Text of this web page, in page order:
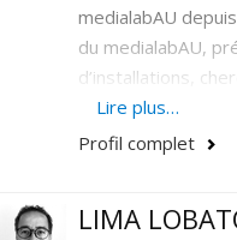
medialabAU
du medialabAU,
d’installations,
mutations de la
conception
premier niveau de
Lire plus…
Profil complet
LIMA